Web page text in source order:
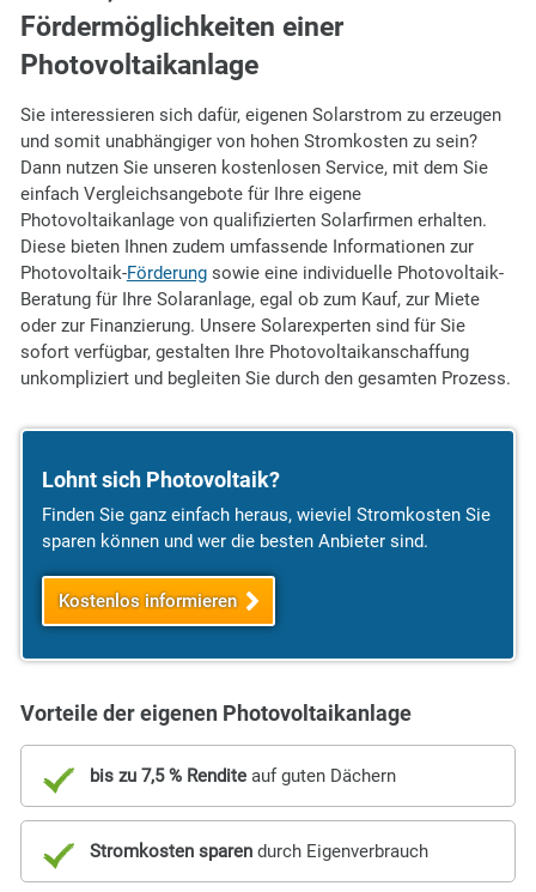
Fördermöglichkeiten einer
Photovoltaikanlage
Sie interessieren sich dafür, eigenen Solarstrom zu erzeugen
und somit unabhängiger von hohen Stromkosten zu sein?
Dann nutzen Sie unseren kostenlosen Service, mit dem Sie
einfach Vergleichsangebote für Ihre eigene
Photovoltaikanlage von qualifizierten Solarfirmen erhalten.
Diese bieten Ihnen zudem umfassende Informationen zur
Photovoltaik-Förderungsowie eine individuelle Photovoltaik-
Beratung für Ihre Solaranlage, egal ob zum Kauf, zur Miete
oder zur Finanzierung. Unsere Solarexperten sind für Sie
sofort verfügbar, gestalten Ihre Photovoltaikanschaffung
unkompliziert und begleiten Sie durch den gesamten Prozess.
Lohnt sich Photovoltaik?
Finden Sie ganz einfach heraus, wieviel Stromkosten Sie
sparen können und wer die besten Anbieter sind.
Kostenlos informieren
Vorteile der eigenen Photovoltaikanlage
bis zu 7,5 % Rendite auf guten Dächern
Stromkosten sparen durch Eigenverbrauch